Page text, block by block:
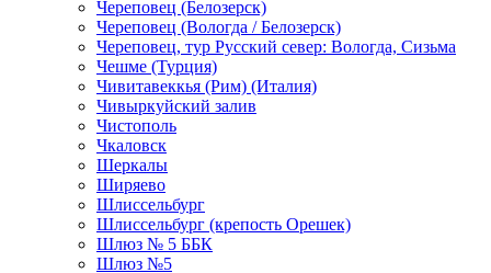
Череповец (Белозерск)
Череповец (Вологда / Белозерск)
Череповец, тур Русский север: Вологда, Сизьма
Чешме (Турция)
Чивитавеккья (Рим) (Италия)
Чивыркуйский залив
Чистополь
Чкаловск
Шеркалы
Ширяево
Шлиссельбург
Шлиссельбург (крепость Орешек)
Шлюз № 5 ББК
Шлюз №5